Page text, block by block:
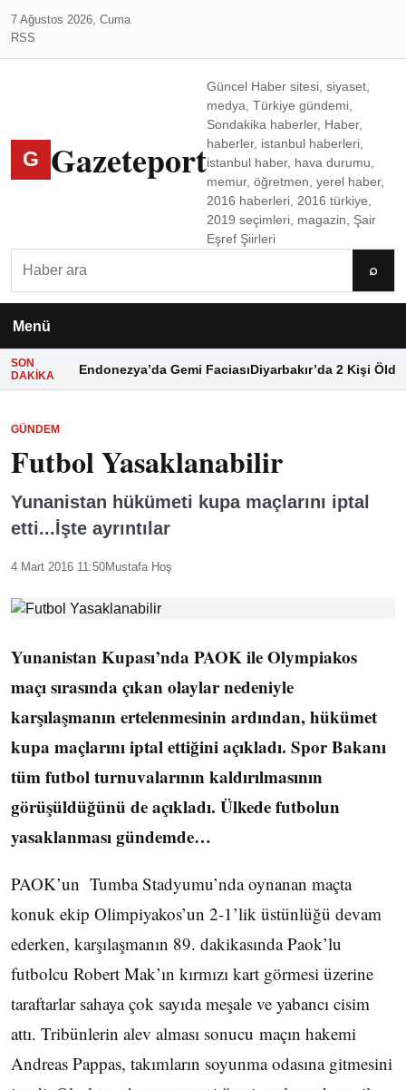
7 Ağustos 2026, Cuma
RSS
G Gazeteport
Güncel Haber sitesi, siyaset,
medya, Türkiye gündemi,
Sondakika haberler, Haber,
haberler, istanbul haberleri,
istanbul haber, hava durumu,
memur, öğretmen, yerel haber,
2016 haberleri, 2016 türkiye,
2019 seçimleri, magazin, Şair
Eşref Şiirleri
⌕
Menü
SON
DAKIKA
Endonezya’da Gemi FaciasıDiyarbakır’da 2 Kişi Öldü
GÜNDEM
Futbol Yasaklanabilir
Yunanistan hükümeti kupa maçlarını iptal
etti...İşte ayrıntılar
4 Mart 2016 11:50Mustafa Hoş
Yunanistan Kupası’nda PAOK ile Olympiakos
maçı sırasında çıkan olaylar nedeniyle
karşılaşmanın ertelenmesinin ardından, hükümet
kupa maçlarını iptal ettiğini açıkladı. Spor Bakanı
tüm futbol turnuvalarının kaldırılmasının
görüşüldüğünü de açıkladı. Ülkede futbolun
yasaklanması gündemde…
PAOK’un Tumba Stadyumu’nda oynanan maçta
konuk ekip Olimpiyakos’un 2-1’lik üstünlüğü devam
ederken, karşılaşmanın 89. dakikasında Paok’lu
futbolcu Robert Mak’ın kırmızı kart görmesi üzerine
taraftarlar sahaya çok sayıda meşale ve yabancı cisim
attı. Tribünlerin alev alması sonucu maçın hakemi
Andreas Pappas, takımların soyunma odasına gitmesini